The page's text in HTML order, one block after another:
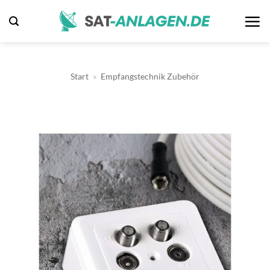
Inhalt
Start » Empfangstechnik Zubehör